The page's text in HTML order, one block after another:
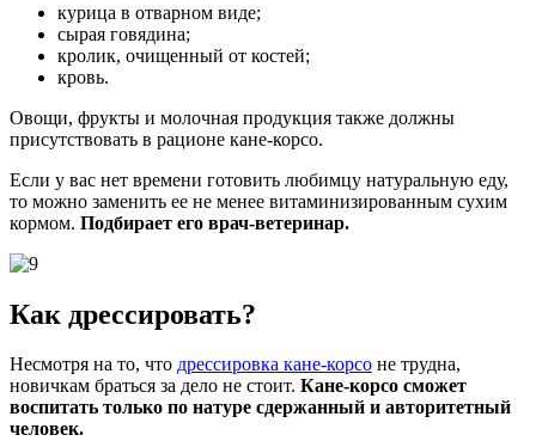
курица в отварном виде;
сырая говядина;
кролик, очищенный от костей;
кровь.
Овощи, фрукты и молочная продукция также должны
присутствовать в рационе кане-корсо.
Если у вас нет времени готовить любимцу натуральную еду,
то можно заменить ее не менее витаминизированным сухим
кормом. Подбирает его врач-ветеринар.
Как дрессировать?
Несмотря на то, что дрессировка кане-корсо не трудна,
новичкам браться за дело не стоит. Кане-корсо сможет
воспитать только по натуре сдержанный и авторитетный
человек.